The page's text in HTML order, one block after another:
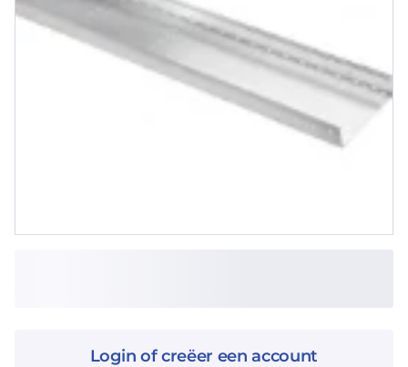
Login of creëer een account